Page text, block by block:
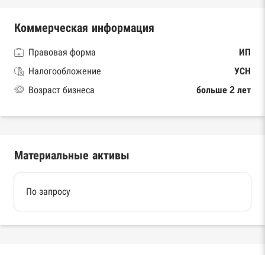
Коммерческая информация
Правовая форма
ИП
Налогообложение
УСН
Возраст бизнеса
больше 2 лет
Материальные активы
По запросу